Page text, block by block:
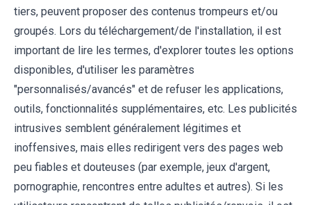
tiers, peuvent proposer des contenus trompeurs et/ou
groupés. Lors du téléchargement/de l'installation, il est
important de lire les termes, d'explorer toutes les options
disponibles, d'utiliser les paramètres
"personnalisés/avancés" et de refuser les applications,
outils, fonctionnalités supplémentaires, etc. Les publicités
intrusives semblent généralement légitimes et
inoffensives, mais elles redirigent vers des pages web
peu fiables et douteuses (par exemple, jeux d'argent,
pornographie, rencontres entre adultes et autres). Si les